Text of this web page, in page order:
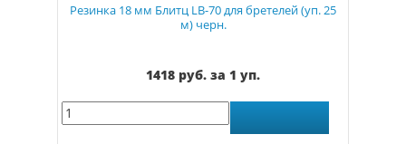
Резинка 18 мм Блитц LB-70 для бретелей (уп. 25
м) черн.
1418 руб. за 1 уп.